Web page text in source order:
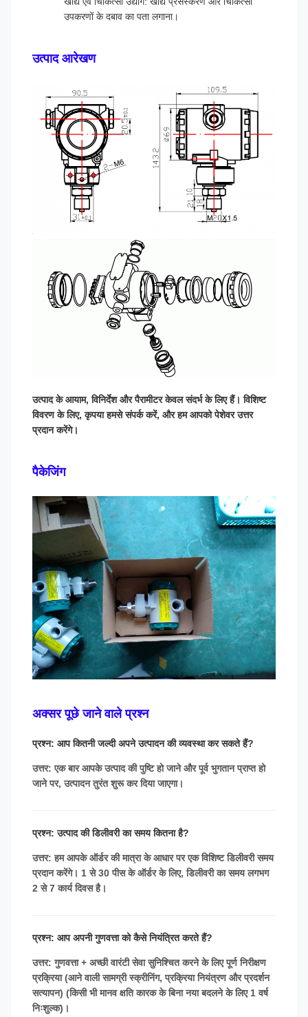
उपकरणों के दबाव का पता लगाना।
उत्पाद आरेखण
उत्पाद के आयाम, विनिर्देश और पैरामीटर केवल संदर्भ के लिए हैं। विशिष्ट
विवरण के लिए, कृपया हमसे संपर्क करें, और हम आपको पेशेवर उत्तर
प्रदान करेंगे।
पैकेजिंग
अक्सर पूछे जाने वाले प्रश्न
प्रश्न: आप कितनी जल्दी अपने उत्पादन की व्यवस्था कर सकते हैं?
उत्तर: एक बार आपके उत्पाद की पुष्टि हो जाने और पूर्व भुगतान प्राप्त हो
जाने पर, उत्पादन तुरंत शुरू कर दिया जाएगा।
प्रश्न: उत्पाद की डिलीवरी का समय कितना है?
उत्तर: हम आपके ऑर्डर की मात्रा के आधार पर एक विशिष्ट डिलीवरी समय
प्रदान करेंगे। 1 से 30 पीस के ऑर्डर के लिए, डिलीवरी का समय लगभग
2 से 7 कार्य दिवस है।
प्रश्न: आप अपनी गुणवत्ता को कैसे नियंत्रित करते हैं?
उत्तर: गुणवत्ता + अच्छी वारंटी सेवा सुनिश्चित करने के लिए पूर्ण निरीक्षण
प्रक्रिया (आने वाली सामग्री स्क्रीनिंग, प्रक्रिया नियंत्रण और प्रदर्शन
सत्यापन) (किसी भी मानव क्षति कारक के बिना नया बदलने के लिए 1 वर्ष
निःशुल्क)।